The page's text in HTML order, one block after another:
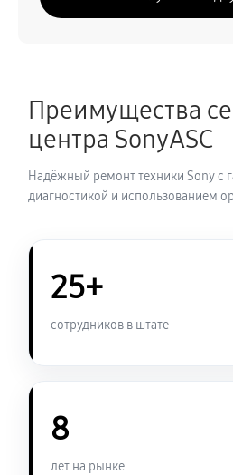
Замена корпуса фотоаппарата
1980 руб
Замена контроллера питания
Замена дисплея (экрана)
Замена устройства
Преимущества
центра SonyASC
Надёжный ремонт техники Sony с
диагностикой и использованием
25+
сотрудников в штате
8
лет на рынке